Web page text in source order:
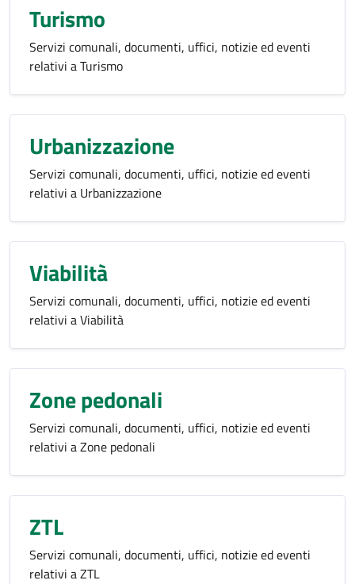
Turismo
Servizi comunali, documenti, uffici, notizie ed eventi
relativi a Turismo
Urbanizzazione
Servizi comunali, documenti, uffici, notizie ed eventi
relativi a Urbanizzazione
Viabilità
Servizi comunali, documenti, uffici, notizie ed eventi
relativi a Viabilità
Zone pedonali
Servizi comunali, documenti, uffici, notizie ed eventi
relativi a Zone pedonali
ZTL
Servizi comunali, documenti, uffici, notizie ed eventi
relativi a ZTL